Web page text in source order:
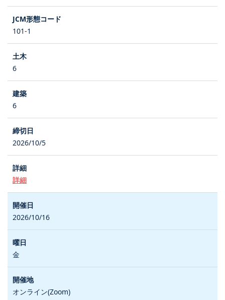
101-1
6
6
2026/10/5
詳細
2026/10/16
金
オンライン(Zoom)